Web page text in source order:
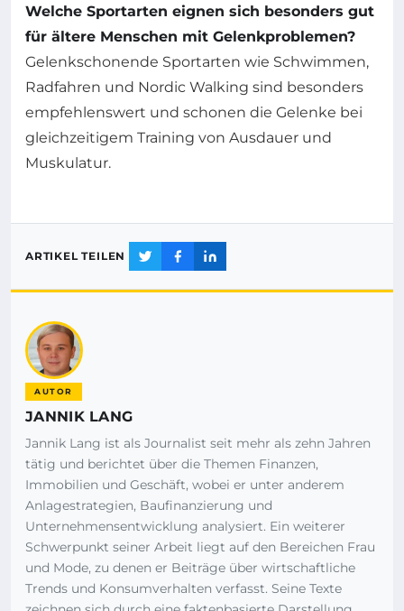
Welche Sportarten eignen sich besonders gut
für ältere Menschen mit Gelenkproblemen?
Gelenkschonende Sportarten wie Schwimmen,
Radfahren und Nordic Walking sind besonders
empfehlenswert und schonen die Gelenke bei
gleichzeitigem Training von Ausdauer und
Muskulatur.
ARTIKEL TEILEN
AUTOR
JANNIK LANG
Jannik Lang ist als Journalist seit mehr als zehn Jahren
tätig und berichtet über die Themen Finanzen,
Immobilien und Geschäft, wobei er unter anderem
Anlagestrategien, Baufinanzierung und
Unternehmensentwicklung analysiert. Ein weiterer
Schwerpunkt seiner Arbeit liegt auf den Bereichen Frau
und Mode, zu denen er Beiträge über wirtschaftliche
Trends und Konsumverhalten verfasst. Seine Texte